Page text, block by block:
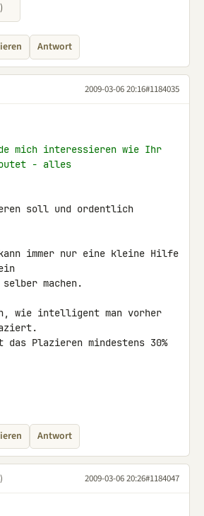
Antwort
2009-03-06 20:16#1184035
mich interessieren wie Ihr
- alles
soll und ordentlich
immer nur eine kleine Hilfe
machen.
wie intelligent man vorher
Plazieren mindestens 30%
Antwort
2009-03-06 20:26#1184047